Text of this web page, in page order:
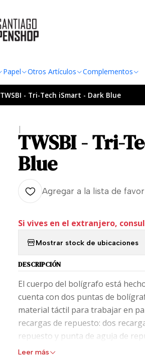
Papel Otros Artículos Complementos
TWSBI - Tri-Tech iSmart - Dark Blue
|
TWSBI - Tri-
Blue
Agregar a la lista de
Si vives en el extranjero,
Mostrar stock de ubicaciones
DESCRIPCIÓN
El cuerpo del bolígrafo está
cuenta con dos puntas de
material táctil para trabajar en
recargas de repuesto: dos
repuesto y punta de aguja de
Leer más